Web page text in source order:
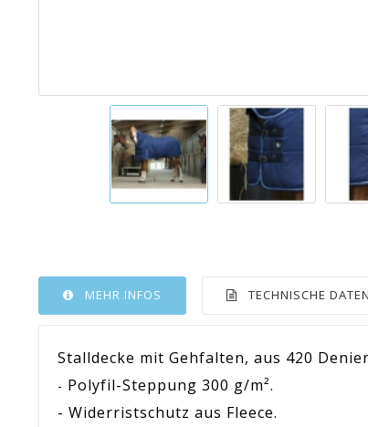
MEHR INFOS TECHNISCHE DATEN
Stalldecke mit Gehfalten, aus 420
- Polyfil-Steppung 300 g/m².
- Widerristschutz aus Fleece.